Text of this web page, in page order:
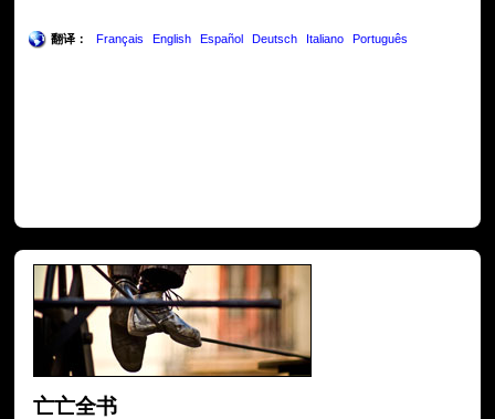
翻译： Français English Español Deutsch Italiano Português
亡亡全书